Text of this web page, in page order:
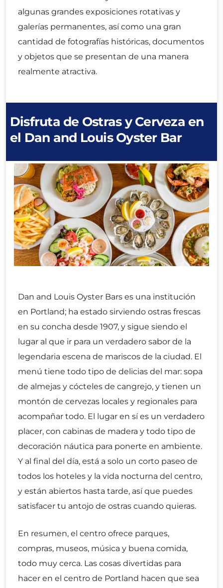
algunas grandes exposiciones rotativas y
galerías permanentes, así como una gran
cantidad de fotografías históricas, documentos
y objetos que se presentan de una manera
realmente atractiva.
Disfruta de Ostras y Cerveza en
el Dan and Louis Oyster Bar
Dan and Louis Oyster Bars es una institución
en Portland; ha estado sirviendo ostras frescas
en su concha desde 1907, y sigue siendo el
lugar al que ir para un verdadero sabor de la
legendaria escena de mariscos de la ciudad. El
menú tiene todo tipo de delicias del mar: sopa
de almejas y cócteles de cangrejo, y tienen un
montón de cervezas locales y regionales para
acompañar todo. El lugar en sí es un verdadero
placer, con cabinas de madera y todo tipo de
decoración náutica para ponerte en ambiente.
Y al final del día, está a solo un corto paseo de
todos los hoteles y la vida nocturna del centro,
y están abiertos hasta tarde, así que puedes
satisfacer tu antojo de ostras cuando quieras.
En resumen, el centro ofrece parques,
compras, museos, música y buena comida,
todo muy cerca. Las cosas divertidas para
hacer en el centro de Portland hacen que sea